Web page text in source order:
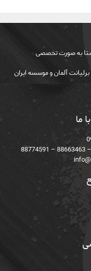
به صورت تخصصی
آلمان و موسسه ایران
ما